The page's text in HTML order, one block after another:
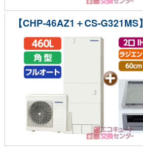
【CHP-46AZ1＋CS-G321MS】